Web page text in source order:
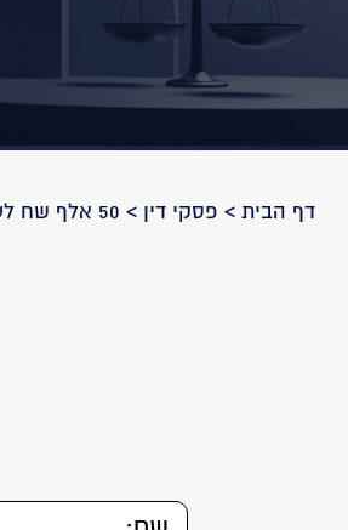
דף הבית> פסקי דין > 50 אלף שח לעובד רפת בגין אי תשלום שעות נוספות